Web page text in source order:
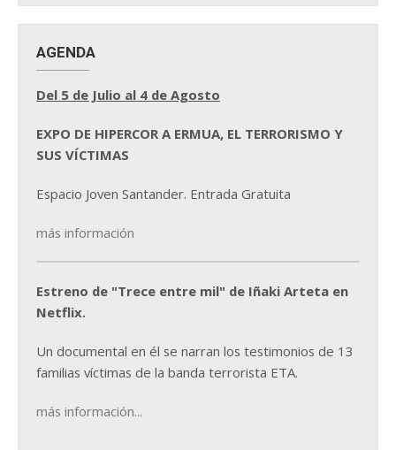
AGENDA
Del 5 de Julio al 4 de Agosto
EXPO DE HIPERCOR A ERMUA, EL TERRORISMO Y
SUS VÍCTIMAS
Espacio Joven Santander. Entrada Gratuita
más información
Estreno de "Trece entre mil" de Iñaki Arteta en
Netflix.
Un documental en él se narran los testimonios de 13
familias víctimas de la banda terrorista ETA.
más información...